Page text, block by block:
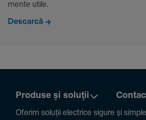
mente utile.
Descarcă
Produse și soluții
Oferim soluții electrice sigure și